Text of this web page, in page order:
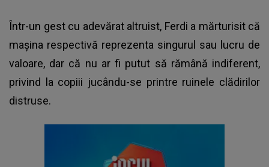
Într-un gest cu adevărat altruist, Ferdi a mărturisit că
mașina respectivă reprezenta singurul sau lucru de
valoare, dar că nu ar fi putut să rămână indiferent,
privind la copiii jucându-se printre ruinele clădirilor
distruse.